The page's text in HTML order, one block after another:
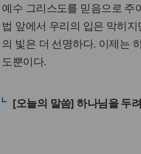
예수 그리스도를 믿음으로 주
법 앞에서 우리의 입은 막히
의 빛은 더 선명하다. 이제는
도뿐이다.
[오늘의 말씀] 하나님을 두